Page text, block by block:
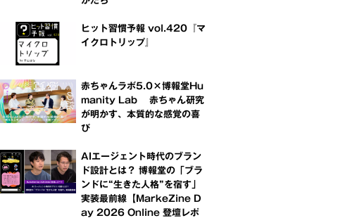
ヒット習慣予報 vol.420『マ
イクロトリップ』
赤ちゃんラボ5.0×博報堂Hu
manity Lab 赤ちゃん研究
が明かす、本質的な感覚の喜
び
AIエージェント時代のブラン
ド設計とは？ 博報堂の「ブラ
ンドに“生きた人格”を宿す」
実装最前線【MarkeZine D
ay 2026 Online 登壇レポ